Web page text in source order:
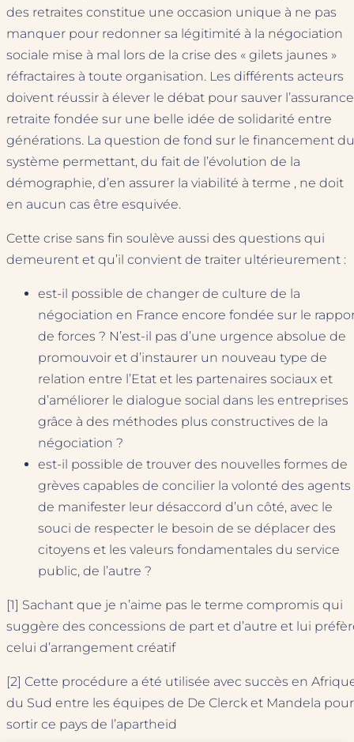
des retraites constitue une occasion unique à ne pas
manquer pour redonner sa légitimité à la négociation
sociale mise à mal lors de la crise des « gilets jaunes »
réfractaires à toute organisation. Les différents acteurs
doivent réussir à élever le débat pour sauver l’assurance
retraite fondée sur une belle idée de solidarité entre
générations. La question de fond sur le financement du
système permettant, du fait de l’évolution de la
démographie, d’en assurer la viabilité à terme , ne doit
en aucun cas être esquivée.
Cette crise sans fin soulève aussi des questions qui
demeurent et qu’il convient de traiter ultérieurement :
est-il possible de changer de culture de la
négociation en France encore fondée sur le
de forces ? N’est-il pas d’une urgence absolue de
promouvoir et d’instaurer un nouveau type de
relation entre l’Etat et les partenaires sociaux et
d’améliorer le dialogue social dans les entreprises
grâce à des méthodes plus constructives de la
négociation ?
est-il possible de trouver des nouvelles formes de
grèves capables de concilier la volonté des agents
de manifester leur désaccord d’un côté, avec le
souci de respecter le besoin de se déplacer des
citoyens et les valeurs fondamentales du service
public, de l’autre ?
[1] Sachant que je n’aime pas le terme compromis qui
suggère des concessions de part et d’autre et lui
celui d’arrangement créatif
[2] Cette procédure a été utilisée avec succès en
du Sud entre les équipes de De Clerck et Mandela pour
sortir ce pays de l’apartheid